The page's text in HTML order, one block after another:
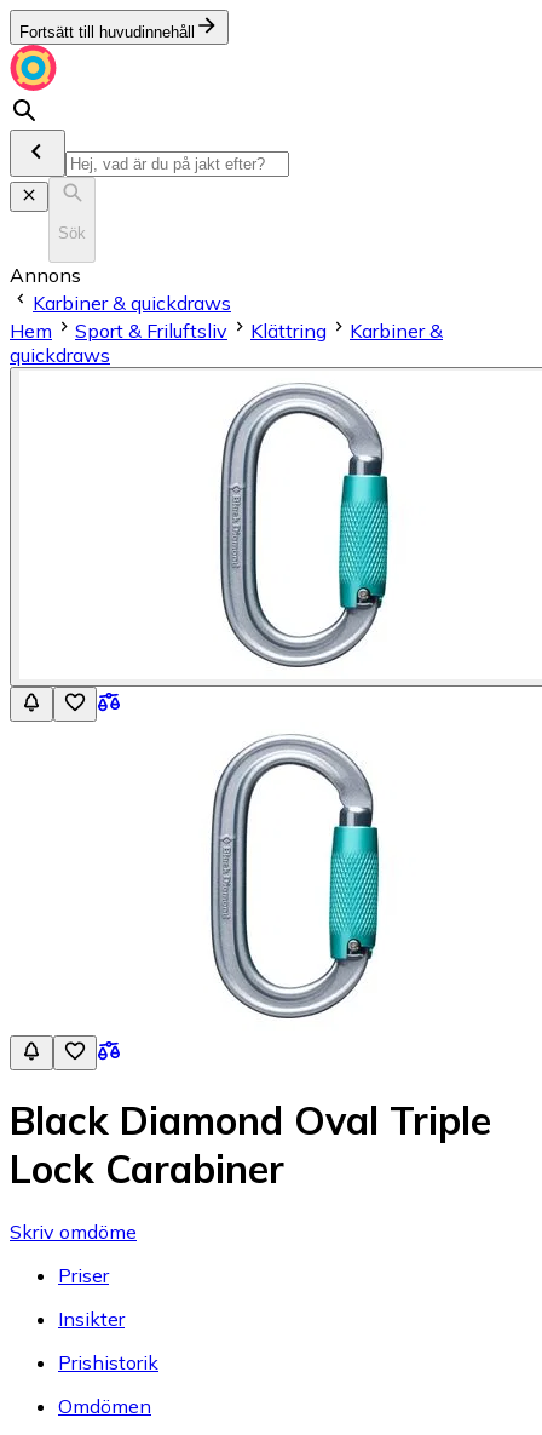
Fortsätt till huvudinnehåll
Sök
Annons
Karbiner & quickdraws
Hem
Sport & Friluftsliv Klättring
Karbiner &
quickdraws
Black Diamond Oval Triple
Lock Carabiner
Skriv omdöme
Priser
Insikter
Prishistorik
Omdömen